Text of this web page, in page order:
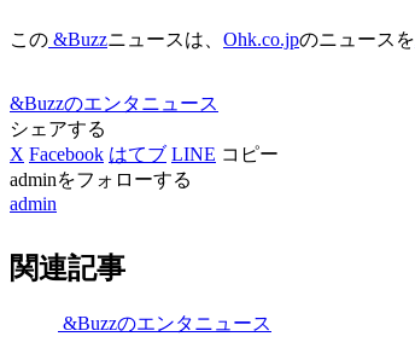
この &Buzzニュースは、 Ohk.co.jpのニュースを
&Buzzのエンタニュース
シェアする
X Facebook はてブ LINE コピー
adminをフォローする
admin
関連記事
&Buzzのエンタニュース